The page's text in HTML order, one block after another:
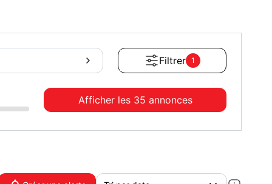
Filtrer 1
Afficher les 35 annonces